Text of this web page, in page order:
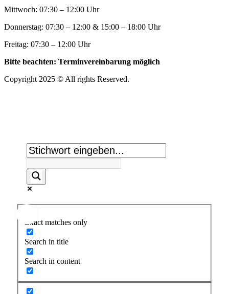
Mittwoch: 07:30 – 12:00 Uhr
Donnerstag: 07:30 – 12:00 & 15:00 – 18:00 Uhr
Freitag: 07:30 – 12:00 Uhr
Bitte beachten: Terminvereinbarung möglich
Copyright 2025 © All rights Reserved.
Exact matches only
Search in title
Search in content